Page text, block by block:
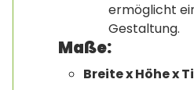
ermöglicht
Gestaltung.
Maße:
Breite x Höhe x